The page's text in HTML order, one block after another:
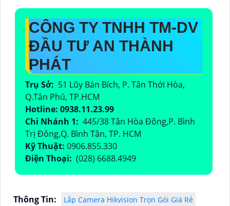
CÔNG TY TNHH TM-DV
ĐẦU TƯ AN THÀNH
PHÁT
Trụ Sở: 51 Lũy Bán Bích, P. Tân Thới Hòa,
Q.Tân Phú, TP.HCM
Hotline: 0938.11.23.99
Chi Nhánh 1: 445/38 Tân Hòa Đông,P. Bình
Trị Đông,Q. Bình Tân, TP. HCM
Kỹ Thuật: 0906.855.330
Điện Thoại: (028) 6688.4949
Thông Tin:
Lắp Camera Hikvision Trọn Gói Giá Rẻ